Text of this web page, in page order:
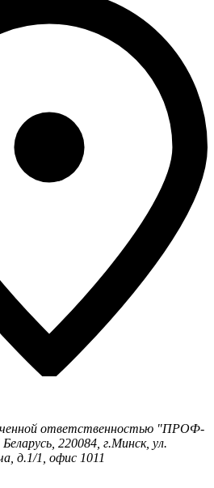
ответственностью "ПРОФ-
220084, г.Минск, ул.
д.1/1, офис 1011